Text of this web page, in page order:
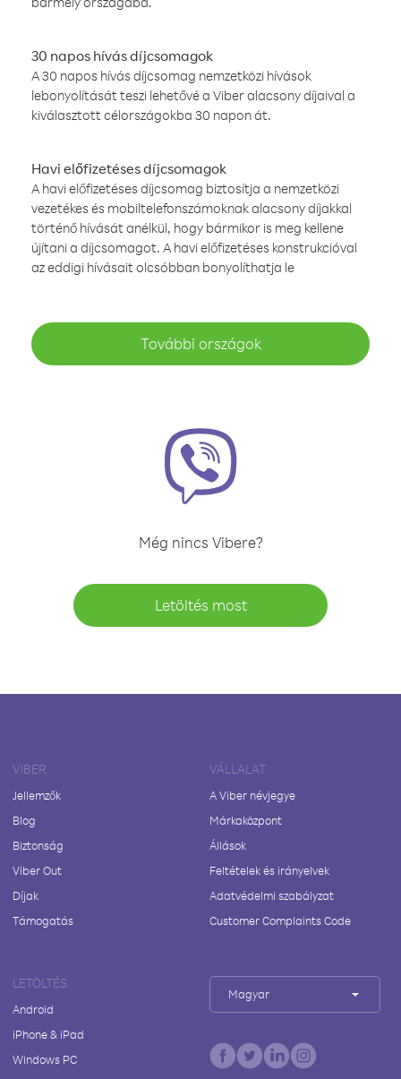
30 napos hívás díjcsomagok
A 30 napos hívás díjcsomag nemzetközi hívások
lebonyolítását teszi lehetővé a Viber alacsony díjaival a
kiválasztott célországokba 30 napon át.
Havi előfizetéses díjcsomagok
A havi előfizetéses díjcsomag biztosítja a nemzetközi
vezetékes és mobiltelefonszámoknak alacsony díjakkal
történő hívását anélkül, hogy bármikor is meg kellene
újítani a díjcsomagot. A havi előfizetéses konstrukcióval
az eddigi hívásait olcsóbban bonyolíthatja le
További országok
Még nincs Vibere?
Letöltés most
VIBER
Jellemzők
Blog
Biztonság
Viber Out
Díjak
Támogatás
VÁLLALAT
A Viber névjegye
Márkaközpont
Állások
Feltételek és irányelvek
Adatvédelmi szabályzat
Customer Complaints Code
LETÖLTÉS
Android
iPhone & iPad
Windows PC
Magyar